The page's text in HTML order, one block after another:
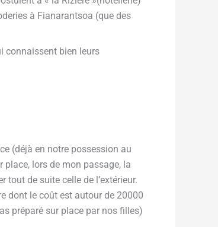
à Fianarantsoa (que des
connaissent bien leurs
(déjà en notre possession au
place, lors de mon passage, la
de suite celle de l’extérieur.
dont le coût est autour de 20000
préparé sur place par nos filles)